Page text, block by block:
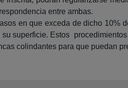
entre ambas.
en que exceda de dicho 10%
superficie. Estos
colindantes para que puedan